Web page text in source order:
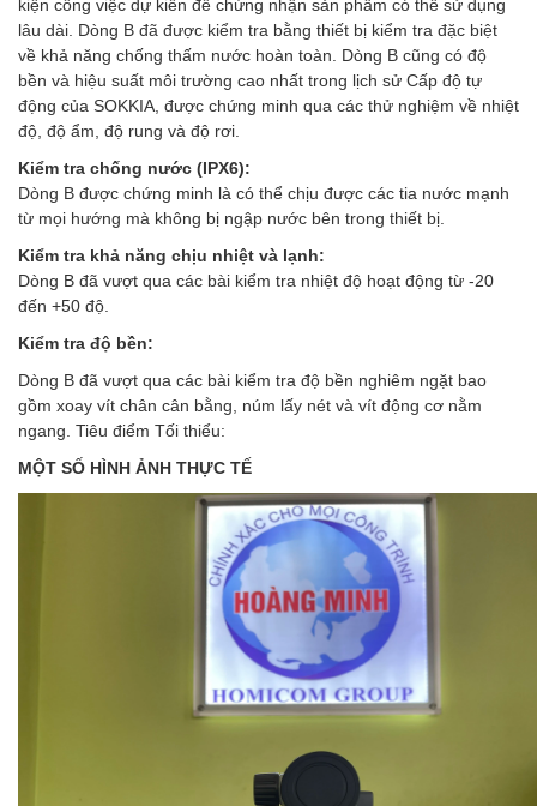
kiện công việc dự kiến để chứng nhận sản phẩm có thể sử dụng
lâu dài. Dòng B đã được kiểm tra bằng thiết bị kiểm tra đặc biệt
về khả năng chống thấm nước hoàn toàn. Dòng B cũng có độ
bền và hiệu suất môi trường cao nhất trong lịch sử Cấp độ tự
động của SOKKIA, được chứng minh qua các thử nghiệm về nhiệt
độ, độ ẩm, độ rung và độ rơi.
Kiểm tra chống nước (IPX6):
Dòng B được chứng minh là có thể chịu được các tia nước mạnh
từ mọi hướng mà không bị ngập nước bên trong thiết bị.
Kiểm tra khả năng chịu nhiệt và lạnh:
Dòng B đã vượt qua các bài kiểm tra nhiệt độ hoạt động từ -20
đến +50 độ.
Kiểm tra độ bền:
Dòng B đã vượt qua các bài kiểm tra độ bền nghiêm ngặt bao
gồm xoay vít chân cân bằng, núm lấy nét và vít động cơ nằm
ngang. Tiêu điểm Tối thiểu:
MỘT SỐ HÌNH ẢNH THỰC TẾ